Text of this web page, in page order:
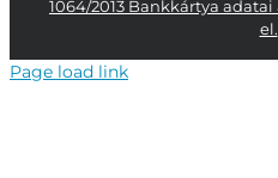
Page load link